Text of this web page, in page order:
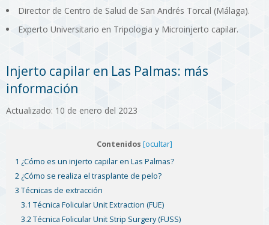
Director de Centro de Salud de San Andrés Torcal (Málaga).
Experto Universitario en Tripologia y Microinjerto capilar.
Injerto capilar en Las Palmas: más
información
Actualizado: 10 de enero del 2023
Contenidos [ocultar]
1 ¿Cómo es un injerto capilar en Las Palmas?
2 ¿Cómo se realiza el trasplante de pelo?
3 Técnicas de extracción
3.1 Técnica Folicular Unit Extraction (FUE)
3.2 Técnica Folicular Unit Strip Surgery (FUSS)